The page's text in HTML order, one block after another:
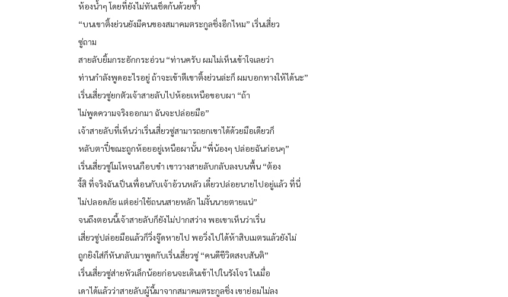
ห้องน้ำๆ โดยที่ยังไม่ทันเช็ดก้นด้วยซ้ำ
“บนเขาติ้งย่วนยังมีคนของสมาคมตระกูลชิ่งอีกไหม” เริ่นเสี่ยว
ซู่ถาม
สายลับยิ้มกระอักกระอ่วน “ท่านครับ ผมไม่เห็นเข้าใจเลยว่า
ท่านกำลังพูดอะไรอยู่ ถ้าจะเข้าตีเขาติ้งย่วนล่ะก็ ผมบอกทางให้ได้นะ”
เริ่นเสี่ยวซู่ยกตัวเจ้าสายลับไปห้อยเหนือขอบผา “ถ้า
ไม่พูดความจริงออกมา ฉันจะปล่อยมือ”
เจ้าสายลับที่เห็นว่าเริ่นเสี่ยวซู่สามารถยกเขาได้ด้วยมือเดียวก็
หลับตาปี๋ขณะถูกห้อยอยู่เหนือผานั้น “พี่น้องๆ ปล่อยฉันก่อนๆ”
เริ่นเสี่ยวซู่โมโหจนเกือบขำ เขาวางสายลับกลับลงบนพื้น “ต้อง
งี้สิ ที่จริงฉันเป็นเพื่อนกับเจ้าอ้วนหลัว เดี๋ยวปล่อยนายไปอยู่แล้ว ที่นี่
ไม่ปลอดภัย แต่อย่าใช้ถนนสายหลัก ไม่งั้นนายตายแน่”
จนถึงตอนนี้เจ้าสายลับก็ยังไม่ปากสว่าง พอเขาเห็นว่าเริ่น
เสี่ยวซู่ปล่อยมือแล้วก็วิ่งจู๊ดหายไป พอวิ่งไปได้ห้าสิบเมตรแล้วยังไม่
ถูกยิงใส่ก็หันกลับมาพูดกับเริ่นเสี่ยวซู่ “คนดีชีวิตสงบสันติ”
เริ่นเสี่ยวซู่ส่ายหัวเล็กน้อยก่อนจะเดินเข้าไปในรังโจร ในเมื่อ
เดาได้แล้วว่าสายลับผู้นี้มาจากสมาคมตระกูลชิ่ง เขาย่อมไม่ลง